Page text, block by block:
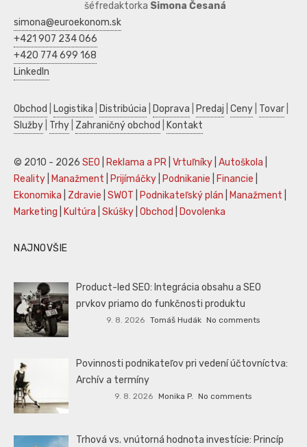
šéfredaktorka Simona Česaná
simona@euroekonom.sk
+421 907 234 066
+420 774 699 168
LinkedIn
Obchod Logistika Distribúcia Doprava Predaj Ceny Tovar
Služby Trhy Zahraničný obchod Kontakt
© 2010 - 2026 SEO Reklama a PR Vrtuľníky Autoškola
Reality
Manažment Prijímáčky Podnikanie Financie
Ekonomika
Zdravie SWOT Podnikateľský plán Manažment
Marketing
Kultúra Skúšky Obchod Dovolenka
NAJNOVŠIE
Product-led SEO: Integrácia obsahu a SEO
prvkov priamo do funkčnosti produktu
9. 8. 2026 Tomáš Hudák No comments
Povinnosti podnikateľov pri vedení účtovníctva:
Archív a termíny
9. 8. 2026 Monika P. No comments
Trhová vs. vnútorná hodnota investície: Princíp